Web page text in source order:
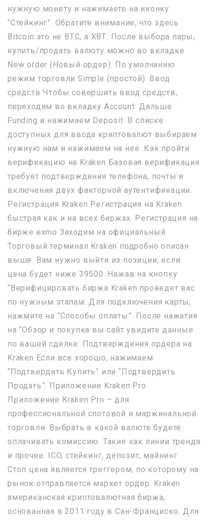
нужную монету и нажимаете на иконку
“Стейкинг”. Обратите внимание, что здесь
Bitcoin это не BTC, а XBT: После выбора пары,
купить/продать валюту можно во вкладке
New order (Новый ордер). По умолчанию
режим торговли Simple (простой). Ввод
средств Чтобы совершить ввод средств,
переходим во вкладку Account: Дальше
Funding и нажимаем Deposit: В списке
доступных для ввода криптовалют выбираем
нужную нам и нажимаем на неё. Как пройти
верификацию на Kraken Базовая верификация
требует подтверждения телефона, почты и
включения двух факторной аутентификации.
Регистрация Kraken Регистрация на Kraken
быстрая как и на всех биржах. Регистрация на
бирже exmo Заходим на официальный.
Торговый терминал Kraken подробно описан
выше. Вам нужно выйти из позиции, если
цена будет ниже 39500. Нажав на кнопку
“Верифицировать биржа Kraken проведет вас
по нужным этапам. Для подключения карты,
нажмите на “Способы оплаты”. После нажатия
на “Обзор и покупка вы сайт увидите данные
по вашей сделке: Подтверждения ордера на
Kraken Если все хорошо, нажимаем
“Подтвердить Купить” или “Подтвердить
Продать”. Приложение Kraken Pro
Приложение Kraken Pro – для
профессиональной спотовой и маржинальной
торговли. Выбрать в какой валюте будете
оплачивать комиссию. Такие как линии тренда
и прочее. ICO, стейкинг, депозит, майнинг.
Стоп цена является треггером, по которому на
рынок отправляется маркет ордер. Kraken
американская криптовалютная биржа,
основанная в 2011 году в Сан-Франциско. Для